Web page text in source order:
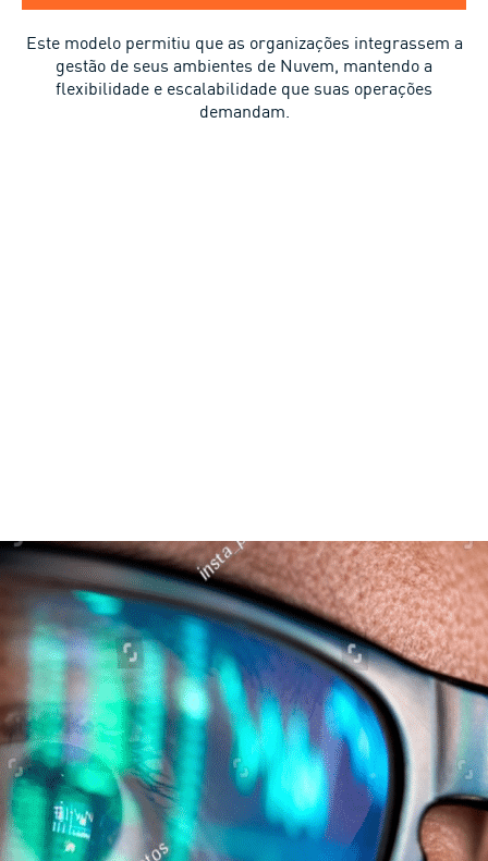
Este modelo permitiu que as organizações integrassem a
gestão de seus ambientes de Nuvem, mantendo a
flexibilidade e escalabilidade que suas operações
demandam.